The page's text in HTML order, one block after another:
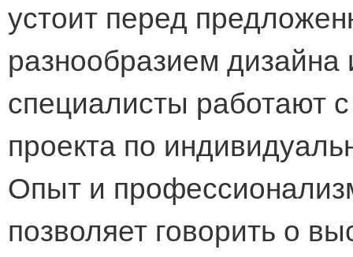
устоит перед
разнообразием
специалисты работают
проекта по
Опыт и
позволяет говорить о